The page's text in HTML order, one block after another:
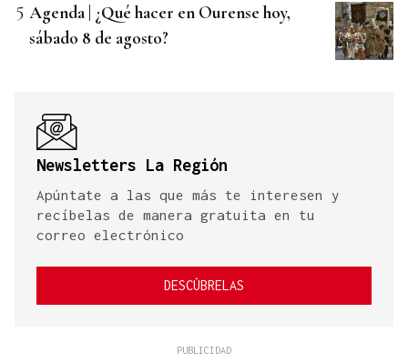
Agenda | ¿Qué hacer en Ourense hoy,
sábado 8 de agosto?
Newsletters La Región
Apúntate a las que más te interesen y
recíbelas de manera gratuita en tu
correo electrónico
DESCÚBRELAS